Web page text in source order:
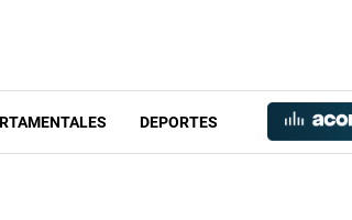
DEPORTES